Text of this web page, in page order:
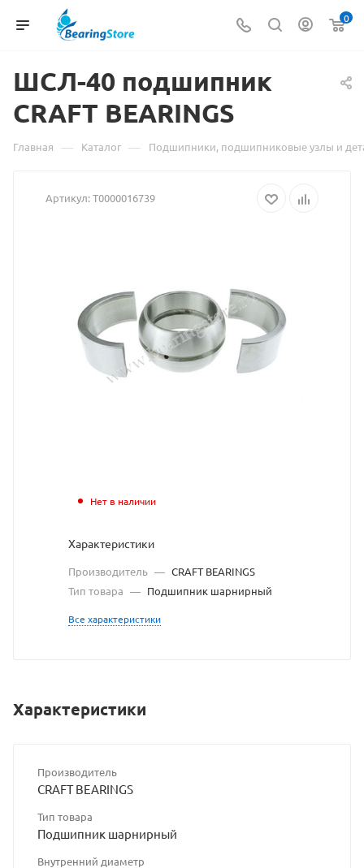
0
ШСЛ-40 подшипник
CRAFT Материал
о
ШСЛ-40
BEARINGS
взят
с
https://
без
владельца
сайта
BEARINGS
Главная — Каталог — Подшипники, подшипниковые узлы и
Артикул:Т0000016739
Нет в наличии
Характеристики
Производитель — CRAFT BEARINGS
Тип товара — Подшипник шарнирный
Все характеристики
Характеристики
Производитель
CRAFT BEARINGS
Тип товара
Подшипник шарнирный
Внутренний диаметр